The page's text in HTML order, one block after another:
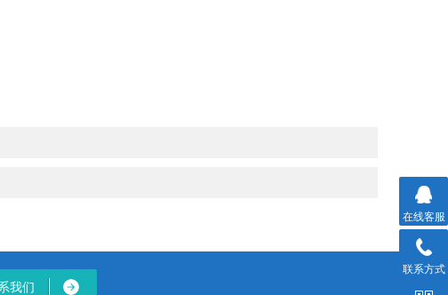
我们
在线客服
联系方式